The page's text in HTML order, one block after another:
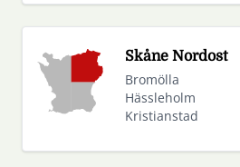
Skåne Nordost
Bromölla
Hässleholm
Kristianstad